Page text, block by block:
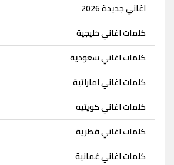
اغاني جديدة 2026
كلمات اغاني خليجية
كلمات اغاني سعودية
كلمات اغاني اماراتية
كلمات اغاني كويتيه
كلمات اغاني قطرية
كلمات اغاني عُمانية